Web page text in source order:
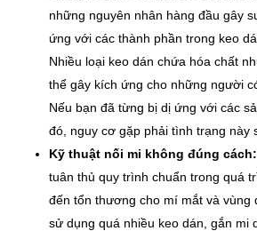
những nguyên nhân hàng đầu gây
ứng với các thành phần trong keo
Nhiều loại keo dán chứa hóa chất
thể gây kích ứng cho những người
Nếu bạn đã từng bị dị ứng với các
đó, nguy cơ gặp phải tình trạng này
Kỹ thuật nối mi không đúng cách:
tuân thủ quy trình chuẩn trong quá
đến tổn thương cho mí mắt và vùng
sử dụng quá nhiều keo dán, gắn mi